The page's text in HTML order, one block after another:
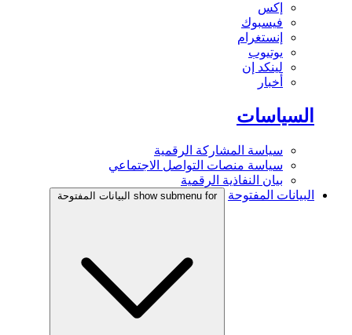
إكس
فيسبوك
إنستغرام
يوتيوب
لينكد إن
أخبار
السياسات
سياسة المشاركة الرقمية
سياسة منصات التواصل الاجتماعي
بيان النفاذية الرقمية
البيانات المفتوحة
show submenu for البيانات المفتوحة